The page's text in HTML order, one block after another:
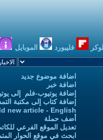
فليبورد الموبايل
اضافة موضوع جديد
اضافة خبر
إضافة يوتيوب-فلم إلى
إضافة كتاب إلى مكتبة
new article - English
أضف حملة
تعديل الموقع الفرعي
ابحث في موقع الحوار